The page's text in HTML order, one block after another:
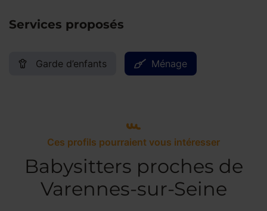
Services proposés
Garde d’enfants Ménage
Ces profils pourraient vous intéresser
Babysitters proches de
Varennes-sur-Seine